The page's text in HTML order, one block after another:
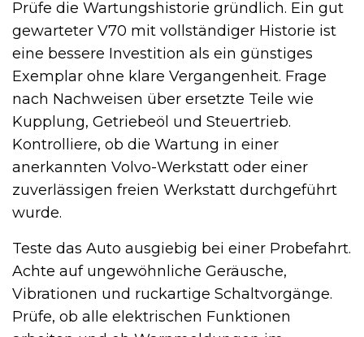
Prüfe die Wartungshistorie gründlich. Ein gut
gewarteter V70 mit vollständiger Historie ist
eine bessere Investition als ein günstiges
Exemplar ohne klare Vergangenheit. Frage
nach Nachweisen über ersetzte Teile wie
Kupplung, Getriebeöl und Steuertrieb.
Kontrolliere, ob die Wartung in einer
anerkannten Volvo-Werkstatt oder einer
zuverlässigen freien Werkstatt durchgeführt
wurde.
Teste das Auto ausgiebig bei einer Probefahrt.
Achte auf ungewöhnliche Geräusche,
Vibrationen und ruckartige Schaltvorgänge.
Prüfe, ob alle elektrischen Funktionen